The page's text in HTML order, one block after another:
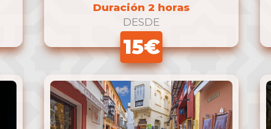
Duración 2 horas
DESDE
15€